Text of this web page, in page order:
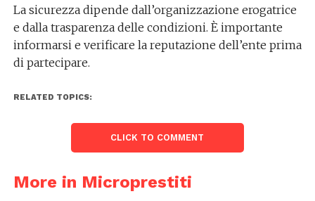
La sicurezza dipende dall’organizzazione erogatrice
e dalla trasparenza delle condizioni. È importante
informarsi e verificare la reputazione dell’ente prima
di partecipare.
RELATED TOPICS:
CLICK TO COMMENT
More in Microprestiti